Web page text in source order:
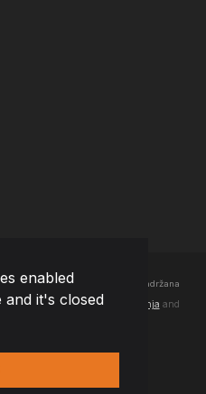
enabled
and it's closed
Herzegovina - Sva prava zadržana
se sa našimPravila korištenja and